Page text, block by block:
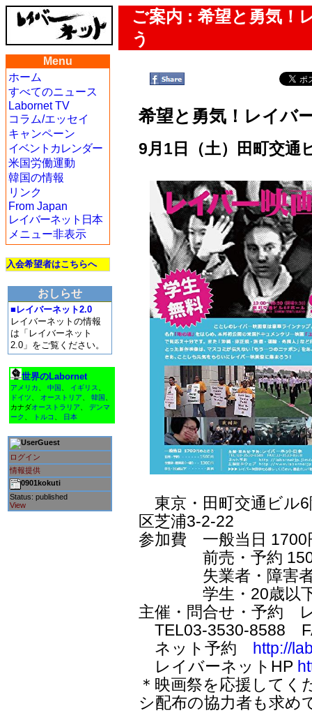
ご案内 : 希望と勇気！
う
Menu
ホーム
すべてのニュース
Labornet TV
コラム/エッセイ
キャンペーン
イベントカレンダー
米国労働運動
韓国の情報
リンク
From Japan
レイバーネット日本
メニュー非表示
入会希望者はこちらへ
おしらせ
■レイバーネット2.0
レイバーネットの情報
は「レイバーネット
2.0」をご覧ください。
世界のLabornet
アメリカ 中国 イギリス
ドイツ
オーストリア 韓国
カナダオーストラリア
デンマ
ーク
トルコ 日本
Guest
ログイン
情報提供
0901kokuti
Status: published
View
希望と勇気！レイバ
9月1日（土）田町交通
東京・田町交通ビル6
区芝浦3-2-22
参加費 一般当日 1700
前売・予約
失業者・障害者
学生・20歳以
主催・問合せ・予約
TEL03-3530-8588
ネット予約
http://
レイバーネットHP
＊映画祭を応援して
シ配布の協力者も求